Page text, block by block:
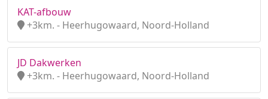
KAT-afbouw
+3km. - Heerhugowaard, Noord-Holland
JD Dakwerken
+3km. - Heerhugowaard, Noord-Holland